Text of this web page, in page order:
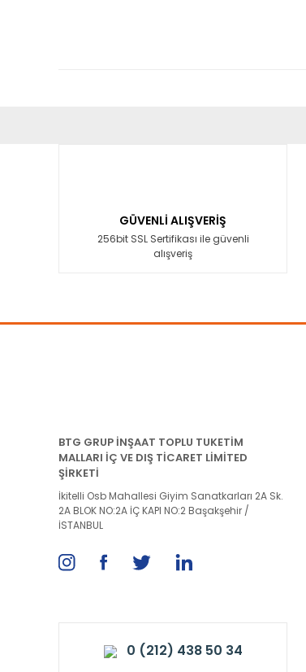
Ürün bilgilerinde hatalar bulunuyor.
Ürün fiyatı diğer sitelerden daha pahalı.
GÜVENLİ ALIŞVERİŞ
256bit SSL Sertifikası ile güvenli
alışveriş
BTG GRUP İNŞAAT TOPLU TUKETİM
MALLARI İÇ VE DIŞ TİCARET LİMİTED
ŞİRKETİ
İkitelli Osb Mahallesi Giyim Sanatkarları 2A Sk.
2A BLOK NO:2A İÇ KAPI NO:2 Başakşehir /
İSTANBUL
0 (212) 438 50 34